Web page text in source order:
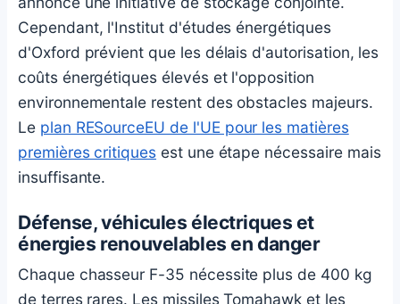
Cependant, l'Institut d'études énergétiques
d'Oxford prévient que les délais d'autorisation, les
coûts énergétiques élevés et l'opposition
environnementale restent des obstacles majeurs.
Le plan RESourceEU de l'UE pour les matières
premières critiques est une étape nécessaire mais
insuffisante.
Défense, véhicules électriques et
énergies renouvelables en danger
Chaque chasseur F-35 nécessite plus de 400 kg
de terres rares. Les missiles Tomahawk et les